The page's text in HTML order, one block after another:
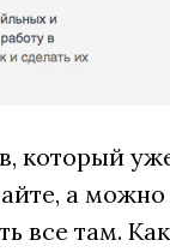
который
а можно
все там.